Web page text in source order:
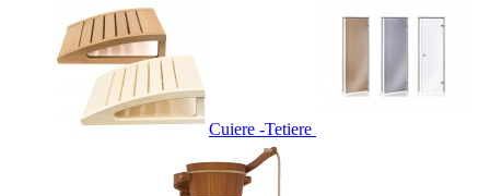
Cuiere -Tetiere